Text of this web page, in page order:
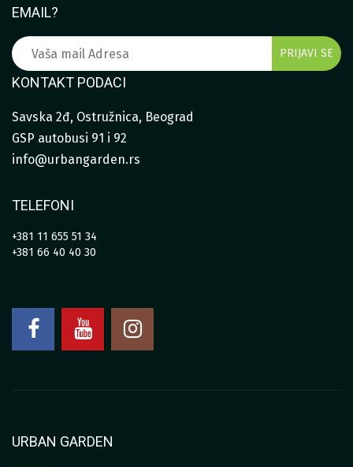
EMAIL?
KONTAKT PODACI
Savska 2đ, Ostružnica, Beograd
GSP autobusi 91 i 92
info@urbangarden.rs
TELEFONI
+381 11 655 51 34
+381 66 40 40 30
URBAN GARDEN